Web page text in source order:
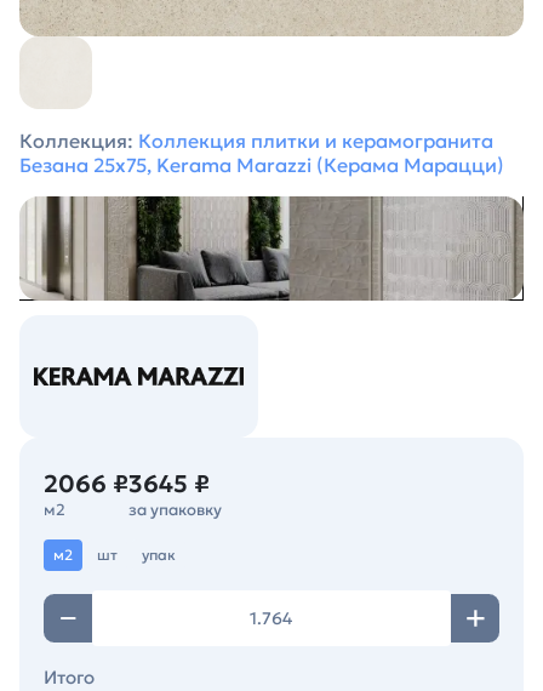
Коллекция: Коллекция плитки и керамогранита
Безана 25х75, Kerama Marazzi (Керама Марацци)
2066 ₽
м2
3645 ₽
за упаковку
м2 шт упак
Итого